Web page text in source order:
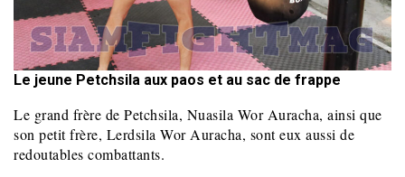
Le jeune Petchsila aux paos et au sac de frappe
Le grand frère de Petchsila, Nuasila Wor Auracha, ainsi que
son petit frère, Lerdsila Wor Auracha, sont eux aussi de
redoutables combattants.